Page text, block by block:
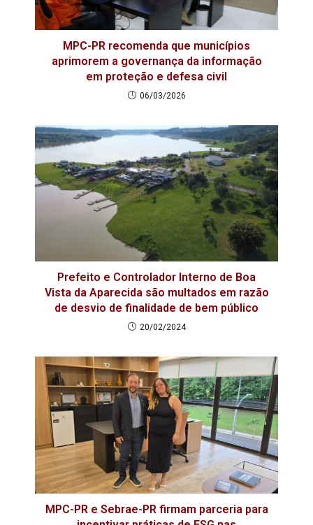
MPC-PR recomenda que municípios
aprimorem a governança da informação
em proteção e defesa civil
06/03/2026
Prefeito e Controlador Interno de Boa
Vista da Aparecida são multados em razão
de desvio de finalidade de bem público
20/02/2024
MPC-PR e Sebrae-PR firmam parceria para